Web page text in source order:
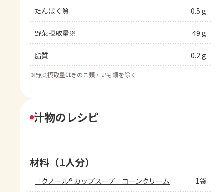
たんぱく質 0.5 g
野菜摂取量※ 49 g
脂質 0.2 g
※野菜摂取量はきのこ類・いも類を除く
汁物のレシピ
材料（1人分）
「クノール® カップスープ」コーンクリーム 1袋